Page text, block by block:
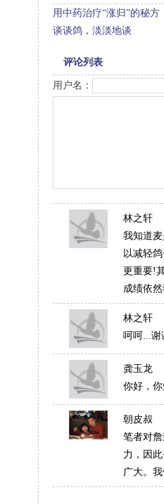
用中药治疗“涨归”的秘方
谈谈鸽，淡淡地谈
评论列表
用户名：
林之轩
我知道
以减轻
更重要!
成绩依
林之轩
呵呵...谢
龚玉龙
你好，
朝皮叔
笔者对
力，因
广大。